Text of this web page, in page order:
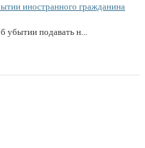
иностранного гражданина
убытии подавать н...